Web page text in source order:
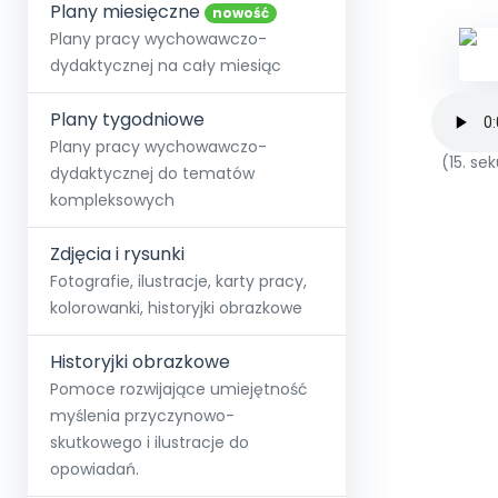
Społeczność
+48 12 631 04 10
kontakt@blizejprzedszkola.pl
O miesięczniku
Strona główna
O Akademii
Akademia
Poznaj pakiet MAX
Testuj przez 7 dni Pełen
Wszystkie projekty
Skontaktuj się
Dodaj wpis
Plany miesięczne nowość
Plany pracy wychowawczo-
dydaktycznej na cały miesiąc
Plany tygodniowe
Plany pracy wychowawczo-
dydaktycznej do tematów
kompleksowych
Zdjęcia i rysunki
Fotografie, ilustracje, karty pracy,
kolorowanki, historyjki obrazkowe
Historyjki obrazkowe
Pomoce rozwijające umiejętność
myślenia przyczynowo-
skutkowego i ilustracje do
opowiadań.
(15.